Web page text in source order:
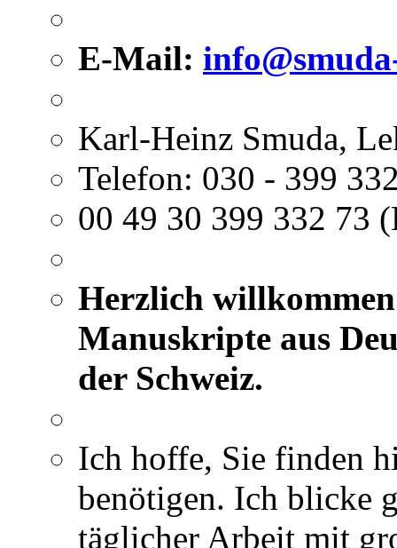
E-Mail:
Karl-Heinz Smuda,
Telefon: 030 - 399
00 49 30 399 332 73
Herzlich
Manuskripte aus
der Schweiz.
Ich hoffe, Sie finden
benötigen. Ich blicke
täglicher Arbeit mit